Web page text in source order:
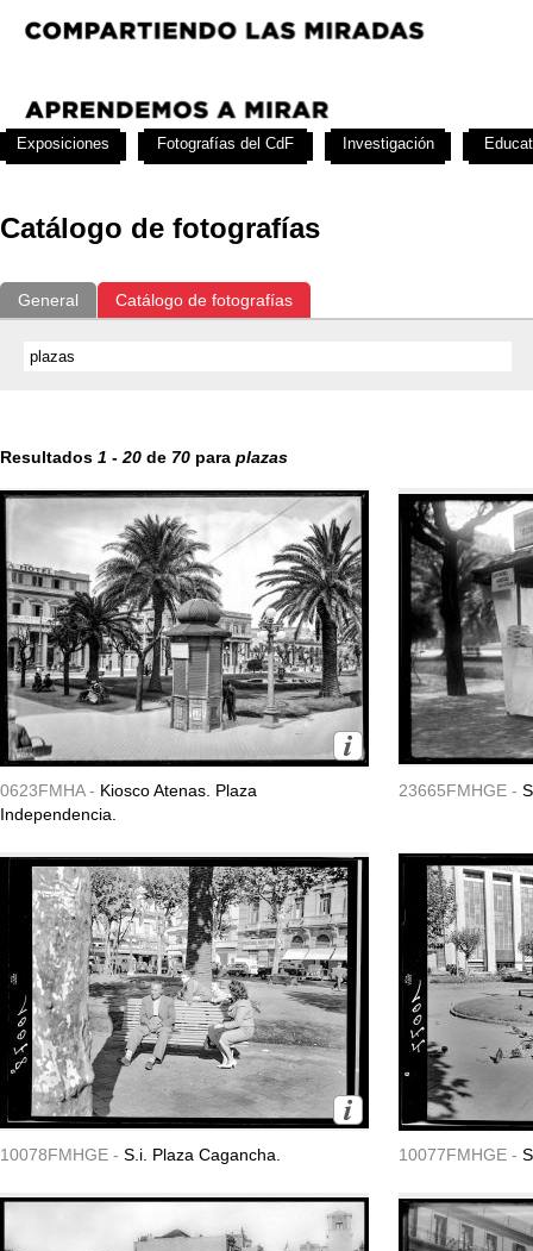
Catálogo de fotografías
General Catálogo de fotografías
Resultados 1 - 20 de 70 para plazas
0623FMHA - Kiosco Atenas. Plaza
Independencia.
23665FMHGE -
10078FMHGE - S.i. Plaza Cagancha. 10077FMHGE -
Exposiciones Fotografías del CdF Investigación